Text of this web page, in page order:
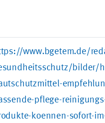
www.bgetem.de/
bilder/
pflege-
koennen-sofort-